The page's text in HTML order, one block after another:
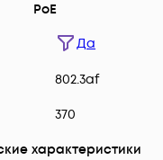
PoE
Да
802.3af
370
характеристики